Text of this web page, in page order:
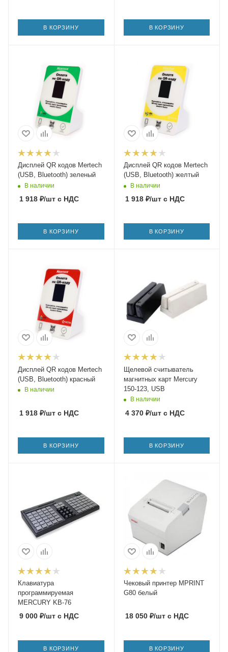
В КОРЗИНУ В КОРЗИНУ
Дисплей QR кодов Mertech
(USB, Bluetooth) зеленый
В наличии
1 918 ₽/шт с НДС
В КОРЗИНУ
Дисплей QR кодов Mertech
(USB, Bluetooth) желтый
В наличии
1 918₽/штс НДС
В КОРЗИНУ
Дисплей QR кодов Mertech
(USB, Bluetooth) красный
В наличии
1 918 ₽/шт с НДС
В КОРЗИНУ
Щелевой считыватель
магнитных карт Mercury
150-123, USB
В наличии
4 370₽/штс НДС
В КОРЗИНУ
Клавиатура
программируемая
MERCURY KB-76
9 000 ₽/шт с НДС
В КОРЗИНУ
Чековый принтер MPRINT
G80 белый
18 050₽/штс НДС
В КОРЗИНУ